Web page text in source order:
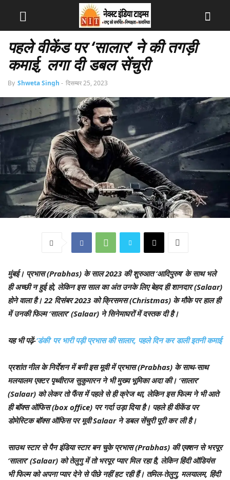
पहले वीकेंड पर ‘सालार’ ने की तगड़ी
कमाई, लगा दी डबल सेंचुरी
By Shweta Singh - दिसम्बर 25, 2023
मुंबई। प्रभास (Prabhas) के साल 2023 की शुरुआत ‘आदिपुरुष’ के साथ भले
ही अच्छी न हुई हो, लेकिन इस साल का अंत उनके लिए बेहद ही शानदार (Salaar)
होने वाला है। 22 दिसंबर 2023 को क्रिसमस (Christmas) के मौके पर हाल ही
में उनकी फिल्म ‘सालार’ (Salaar) ने सिनेमाघरों में दस्तक दी है।
यह भी पढ़ें-‘डंकी’ पर भारी पड़ी प्रभास की सालार, पहले दिन कर डाली इतनी कमाई
प्रशांत नील के निर्देशन में बनी इस मूवी में प्रभास (Prabhas) के साथ-साथ
मलयालम एक्टर पृथ्वीराज सुकुमारन ने भी मुख्य भूमिका अदा की। ‘सालार’
(Salaar) को लेकर तो फैंस में पहले से ही क्रेज था, लेकिन इस फिल्म ने भी आते
ही बॉक्स ऑफिस (box office) पर गर्दा उड़ा दिया है। पहले ही वीकेंड पर
डोमेस्टिक बॉक्स ऑफिस पर मूवी Salaar ने डबल सेंचुरी पूरी कर ली है।
साउथ स्टार से पैन इंडिया स्टार बन चुके प्रभास (Prabhas) की एक्शन से भरपूर
‘सालार’ (Salaar) को तेलुगु में तो भरपूर प्यार मिल रहा है, लेकिन हिंदी ऑडियंस
भी फिल्म को अपना प्यार देने से पीछे नहीं हट रही हैं। तमिल-तेलुगु, मलयालम, हिंदी